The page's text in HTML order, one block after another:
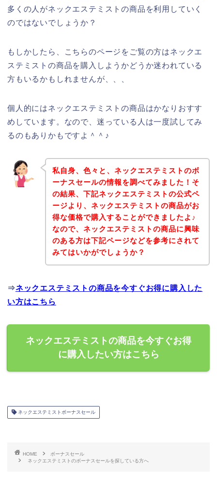
多くの人がネックエステミストの商品を利用していく
のではないでしょうか？
もしかしたら、こちらのページをご覧の方はネックエ
ステミストの商品を購入しようかどうか迷われている
方もいるかもしれませんが、、、
個人的にはネックエステミストの商品はかなりおすす
めしています。なので、迷っている人は一度試してみ
るのもありかもですよ＾＾♪
私自身、色々と、ネックエステミストのボ
ーナスセールの情報を調べてみました！そ
の結果、下記ネックエステミストの公式ペ
ージより、ネックエステミストの商品がお
得な価格で購入することができましたよ♪
なので、ネックエステミストの商品に興味
のある方は下記ページなどを参考にされて
みてはいかがでしょうか？
⇒ネックエステミストの商品を今すぐお得に購入した
い方はこちら
ネックエステミストの商品を今すぐお得
に購入したい方はこちら
ネックエステミストボーナスセール
HOME
ボーナスセール
ネックエステミストのボーナスセールを探している方へ